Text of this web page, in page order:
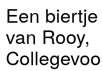
primary
secondary
Een
van Rooy,